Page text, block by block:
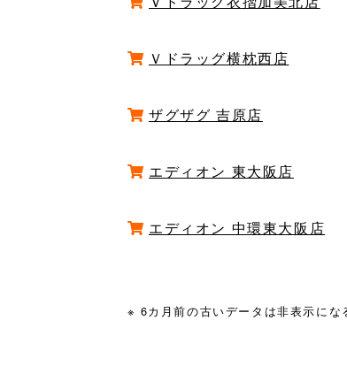
Ｖドラッグ横枕西店
ザグザグ 吉原店
エディオン 東大阪店
エディオン 中環東大阪店
※ 6カ月前の古いデータは非表示にな